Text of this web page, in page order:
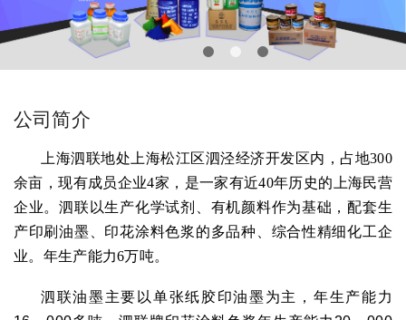
公司简介
上海泗联地处上海松江区泗泾经济开发区内，占地300
余亩，现有成员企业4家，是一家有近40年历史的上海民营
企业。泗联以生产化学试剂、有机颜料作为基础，配套生
产印刷油墨、印花涂料色浆的多品种、综合性精细化工企
业。年生产能力6万吨。
泗联油墨主要以单张纸胶印油墨为主，年生产能力